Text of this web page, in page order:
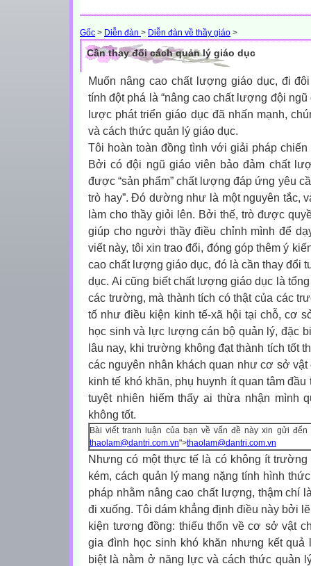
Gốc > Diễn đàn > Diễn đàn về thầy giáo >
Cần thay đổi cách quản lý giáo dục
Muốn nâng cao chất lượng giáo dục, đi
tính đột phá là “nâng cao chất lượng đội
lược phát triển giáo dục đã nhấn mạnh,
và cách thức quản lý giáo dục.
Tôi hoàn toàn đồng tình với giải pháp
Bởi có đội ngũ giáo viên bảo đảm chất
được “sản phẩm” chất lượng đáp ứng yêu
trò hay”. Đó dường như là một nguyên tắc,
làm cho thầy giỏi lên. Bởi thế, trò được
giúp cho người thầy điều chỉnh mình để
viết này, tôi xin trao đổi, đóng góp thêm ý
cao chất lượng giáo dục, đó là cần thay đổi
dục. Ai cũng biết chất lượng giáo dục là
các trường, mà thành tích có thật của các
tố như điều kiện kinh tế-xã hội tại chỗ, cơ
học sinh và lực lượng cán bộ quản lý, đặc
lâu nay, khi trường không đạt thành tích tốt
các nguyên nhân khách quan như cơ sở vật
kinh tế khó khăn, phụ huynh ít quan tâm
tuyệt nhiên hiếm thấy ai thừa nhận mình
không tốt.
Bài viết tranh luận của bạn về vấn đề này xin gửi đến
thaolam@dantri.com.vn">thaolam@dantri.com.vn
Nhưng có một thực tế là có không ít
kém, cách quản lý mang nặng tính hình
pháp nhằm nâng cao chất lượng, thậm chí
đi xuống. Tôi dám khẳng định điều này bởi
kiện tương đồng: thiếu thốn về cơ sở vật
gia đình học sinh khó khăn nhưng kết quả
biệt là nằm ở năng lực và cách thức quản